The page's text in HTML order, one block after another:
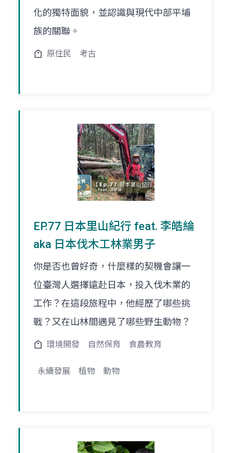
化的獨特面貌，並認識與現代中部平埔
族的關聯。
原住民 考古
EP.77 日本里山紀行 feat. 李皓綸
aka 日本伐木工林業男子
你是否也曾好奇，什麼樣的契機會讓一
位臺灣人選擇遠赴日本，投入伐木業的
工作？在這段旅程中，他經歷了哪些挑
戰？又在山林間遇見了哪些野生動物？
環境開發 自然保育 食農教育
永續發展 植物 動物